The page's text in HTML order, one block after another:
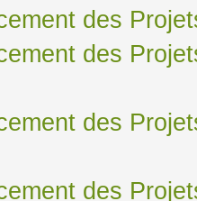
des
des
des
des